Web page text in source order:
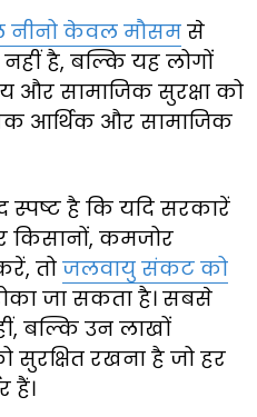
नीनो केवल मौसम से
है, बल्कि यह लोगों
और सामाजिक सुरक्षा को
आर्थिक और सामाजिक
है कि यदि सरकारें
किसानों, कमजोर
तो जलवायु संकट को
जा सकता है। सबसे
बल्कि उन लाखों
सुरक्षित रखना है जो हर
हैं।